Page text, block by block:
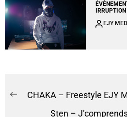
IRRUPTION
EJY
CHAKA – Freestyle EJY
Sten –